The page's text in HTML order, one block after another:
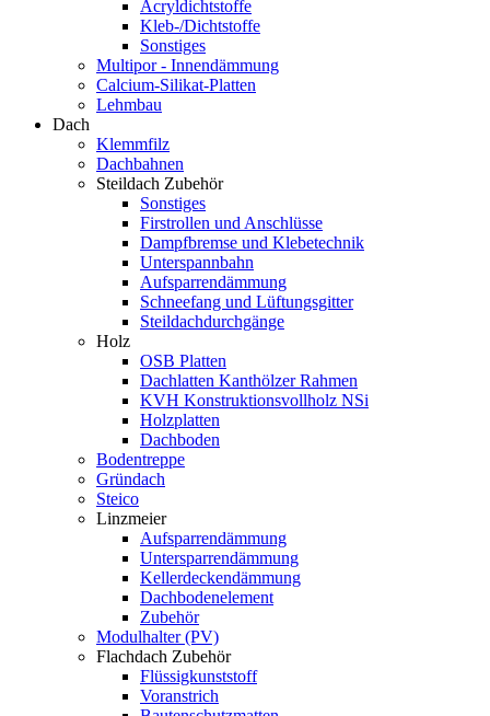
Acryldichtstoffe
Kleb-/Dichtstoffe
Sonstiges
Multipor - Innendämmung
Calcium-Silikat-Platten
Lehmbau
Dach
Klemmfilz
Dachbahnen
Steildach Zubehör
Sonstiges
Firstrollen und Anschlüsse
Dampfbremse und Klebetechnik
Unterspannbahn
Aufsparrendämmung
Schneefang und Lüftungsgitter
Steildachdurchgänge
Holz
OSB Platten
Dachlatten Kanthölzer Rahmen
KVH Konstruktionsvollholz NSi
Holzplatten
Dachboden
Bodentreppe
Gründach
Steico
Linzmeier
Aufsparrendämmung
Untersparrendämmung
Kellerdeckendämmung
Dachbodenelement
Zubehör
Modulhalter (PV)
Flachdach Zubehör
Flüssigkunststoff
Voranstrich